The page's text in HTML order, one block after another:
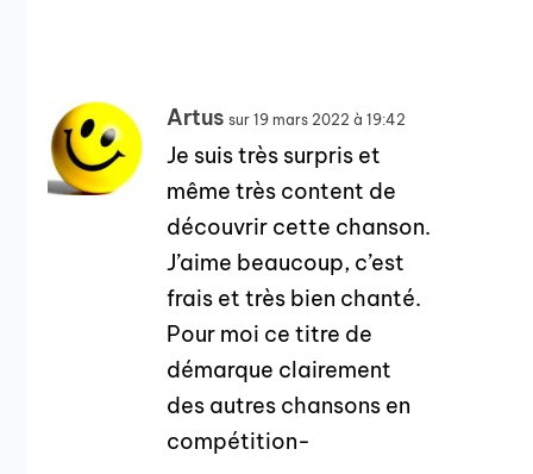
Artus sur 19 mars 2022 à 19:42
Je suis très surpris et
même très content de
découvrir cette chanson.
J’aime beaucoup, c’est
frais et très bien chanté.
Pour moi ce titre de
démarque clairement
des autres chansons en
compétition-